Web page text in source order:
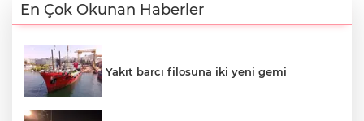
En Çok Okunan Haberler
Yakıt barcı filosuna iki yeni gemi